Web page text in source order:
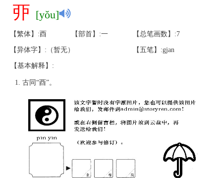
丣 [yǒu]
【繁体】:酉 【部首】:一 【总笔画数】:7
【异体字】:（暂无） 【五笔】:gjan
【基本解释】:
古同“酉”。